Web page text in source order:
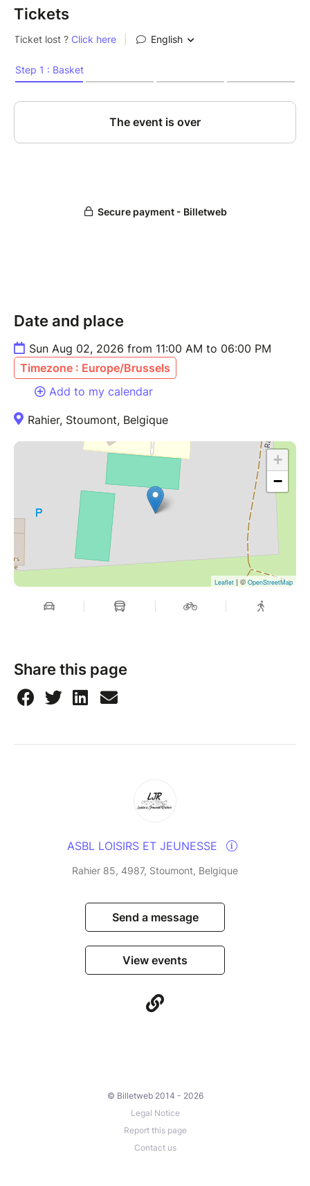
Tickets
Date and place
Sun Aug 02, 2026 from 11:00 AM to 06:00 PM
Timezone : Europe/Brussels
Add to my calendar
Rahier, Stoumont, Belgique
+
−
Leaflet | © OpenStreetMap
Share this page
ASBL LOISIRS ET JEUNESSE
Rahier 85, 4987, Stoumont, Belgique
Send a message
View events
© Billetweb 2014 - 2026
Legal Notice
Report this page
Contact us